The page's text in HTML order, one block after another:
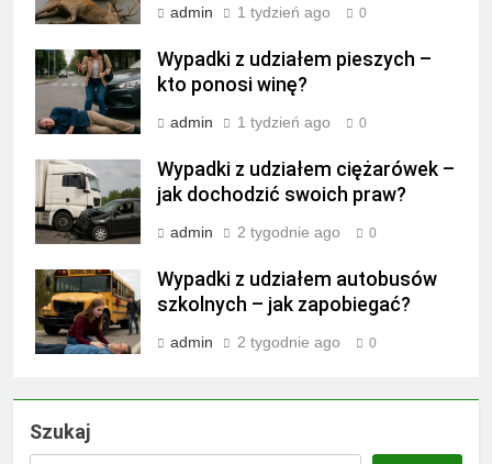
admin 1 tydzień ago 0
Wypadki z udziałem pieszych –
kto ponosi winę?
admin 1 tydzień ago 0
Wypadki z udziałem ciężarówek –
jak dochodzić swoich praw?
admin 2 tygodnie ago 0
Wypadki z udziałem autobusów
szkolnych – jak zapobiegać?
admin 2 tygodnie ago 0
Szukaj